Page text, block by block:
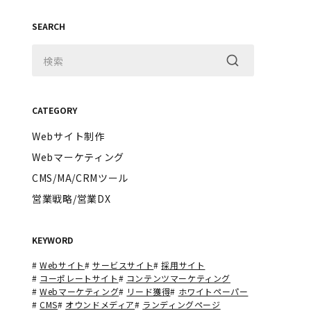
SEARCH
CATEGORY
Webサイト制作
Webマーケティング
CMS/MA/CRMツール
営業戦略/営業DX
KEYWORD
#Webサイト#サービスサイト#採用サイト
# コーポレートサイト# コンテンツマーケティング
#Webマーケティング# リード獲得# ホワイトペーパー
#CMS# オウンドメディア# ランディングページ